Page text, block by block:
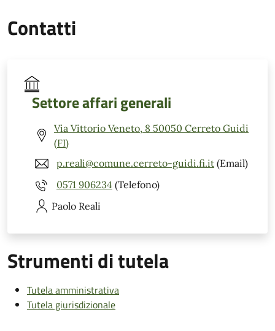
Contatti
Settore affari generali
Via Vittorio Veneto, 8 50050 Cerreto Guidi
(FI)
p.reali@comune.cerreto-guidi.fi.it (Email)
0571 906234 (Telefono)
Paolo Reali
Strumenti di tutela
Tutela amministrativa
Tutela giurisdizionale